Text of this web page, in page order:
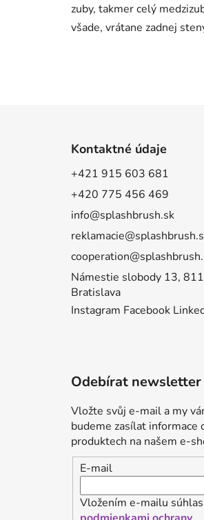
zuby, takmer celý
všade, vrátane zadnej
Kontaktné údaje
+421 915 603 681
+420 775 456 469
info@splashbrush.sk
Námestie slobody 13,
Bratislava
Instagram Facebook
Odebírat newsletter
Vložte svůj e-mail a my
budeme zasílat informace
produktech na našem e-
E-mail
Vložením e-mailu